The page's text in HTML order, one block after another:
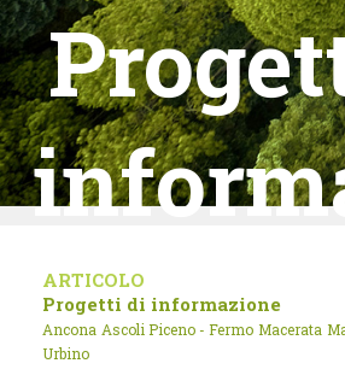
ne
ARTICOLO
Progetti di informazione
Ancona Ascoli Piceno - Fermo Macerata
Urbino